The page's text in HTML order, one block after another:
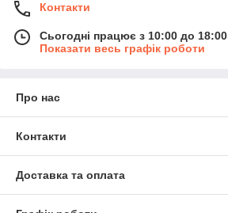
Контакти
Сьогодні працює з 10:00 до 18:00
Показати весь графік роботи
Про нас
Контакти
Доставка та оплата